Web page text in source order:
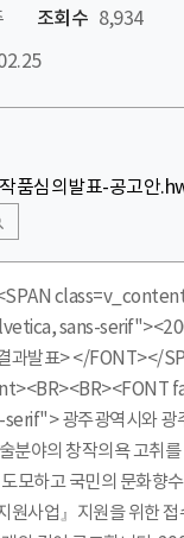
조회수 8,934
품심의발표-공고안
sans-
과발표> </FONT></
광주광역시와 광
분야의 창작의욕 고취
모하고 국민의 문화향
원사업』지원을 위한